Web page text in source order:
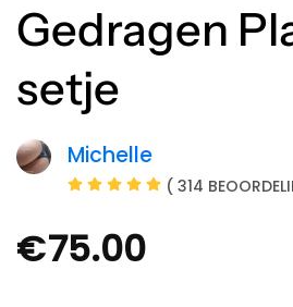
Gedragen
setje
Michelle
( 314
€75.00